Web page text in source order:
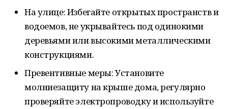
На улице: Избегайте открытых пространств и
водоемов, не укрывайтесь под одинокими
деревьями или высокими металлическими
конструкциями.
Превентивные меры: Установите
молниезащиту на крыше дома, регулярно
проверяйте электропроводку и используйте